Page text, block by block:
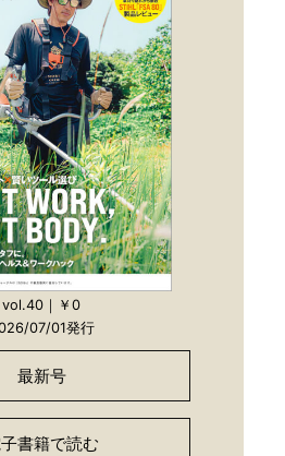
vol.40｜￥0
07/01発行
最新号
書籍で読む